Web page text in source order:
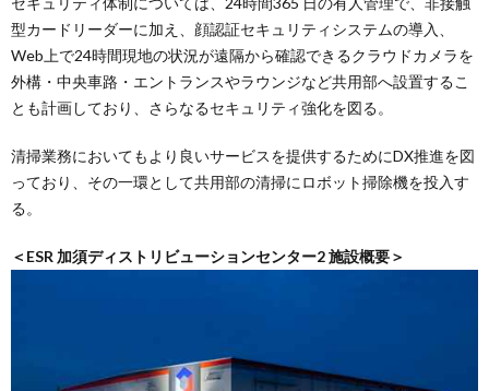
型カードリーダーに加え、顔認証セキュリティシステムの導入、
Web上で24時間現地の状況が遠隔から確認できるクラウドカメラを
外構・中央車路・エントランスやラウンジなど共用部へ設置するこ
とも計画しており、さらなるセキュリティ強化を図る。
清掃業務においてもより良いサービスを提供するためにDX推進を図
っており、その一環として共用部の清掃にロボット掃除機を投入す
る。
＜ESR 加須ディストリビューションセンター2 施設概要＞